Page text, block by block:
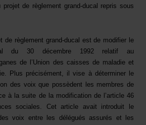
de règlement grand-ducal repris sous
de règlement grand-ducal est de modifier le
du 30 décembre 1992 relatif au
de l’Union des caisses de maladie et
Plus précisément, il vise à déterminer le
des voix que possèdent les membres de
à la suite de la modification de l’article 46
sociales. Cet article avait introduit le
voix entre les délégués assurés et les